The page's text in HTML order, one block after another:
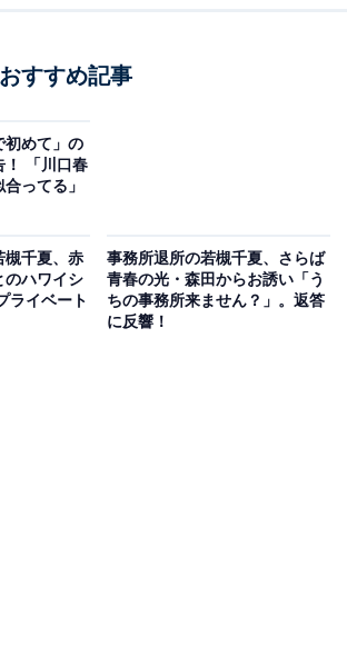
すすめ記事
初めて」の
！ 「川口春
ってる」
槻千夏、赤
のハワイシ
ライベート
事務所退所の若槻千夏、さらば
青春の光・森田からお誘い「う
ちの事務所来ません？」。返答
に反響！